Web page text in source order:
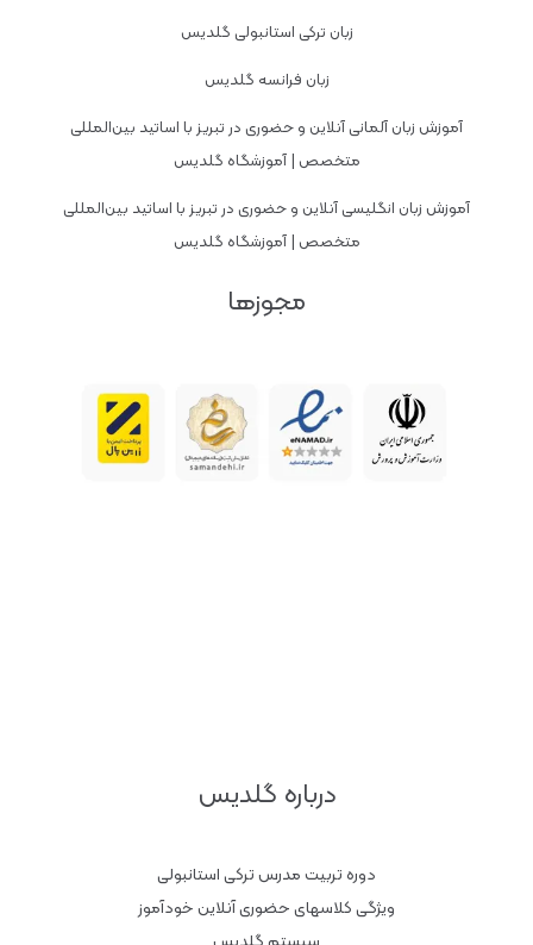
زبان ترکی استانبولی گلدیس
زبان فرانسه گلدیس
آموزش زبان آلمانی آنلاین و حضوری در تبریز با اساتید بین‌المللی
متخصص | آموزشگاه گلدیس
آموزش زبان انگلیسی آنلاین و حضوری در تبریز با اساتید بین‌المللی
متخصص | آموزشگاه گلدیس
مجوزها
درباره گلدیس
دوره تربیت مدرس ترکی استانبولی
ویژگی کلاسهای حضوری آنلاین خودآموز